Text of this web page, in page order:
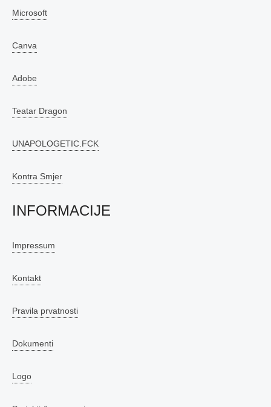
Microsoft
Canva
Adobe
Teatar Dragon
UNAPOLOGETIC.FCK
Kontra Smjer
INFORMACIJE
Impressum
Kontakt
Pravila prvatnosti
Dokumenti
Logo